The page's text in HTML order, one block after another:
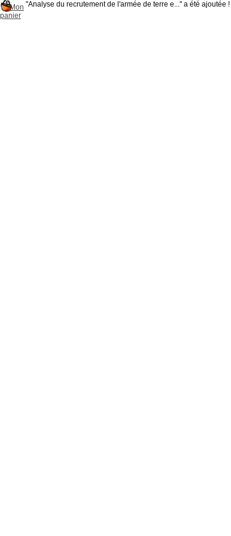
Mon
panier
"Analyse du recrutement de l'armée de terre e..." a été ajoutée !